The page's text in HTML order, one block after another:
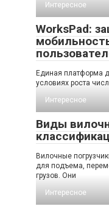
Интересное
WorksPad:
Единая платформа
условиях роста
Интересное
Виды
Вилочные
для подъема,
грузов. Они
Интересное